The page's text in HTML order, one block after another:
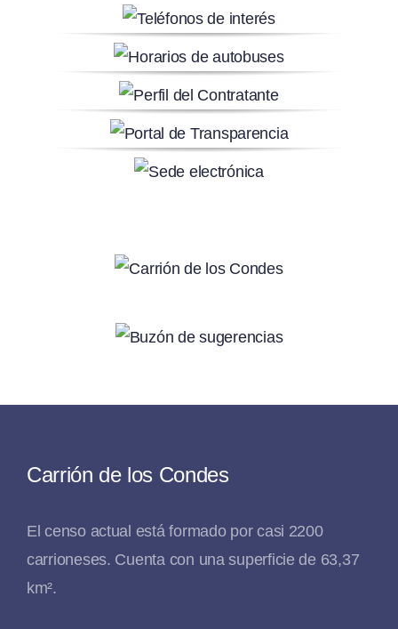
Carrión de los Condes
El censo actual está formado por casi 2200
carrioneses. Cuenta con una superficie de 63,37
km².